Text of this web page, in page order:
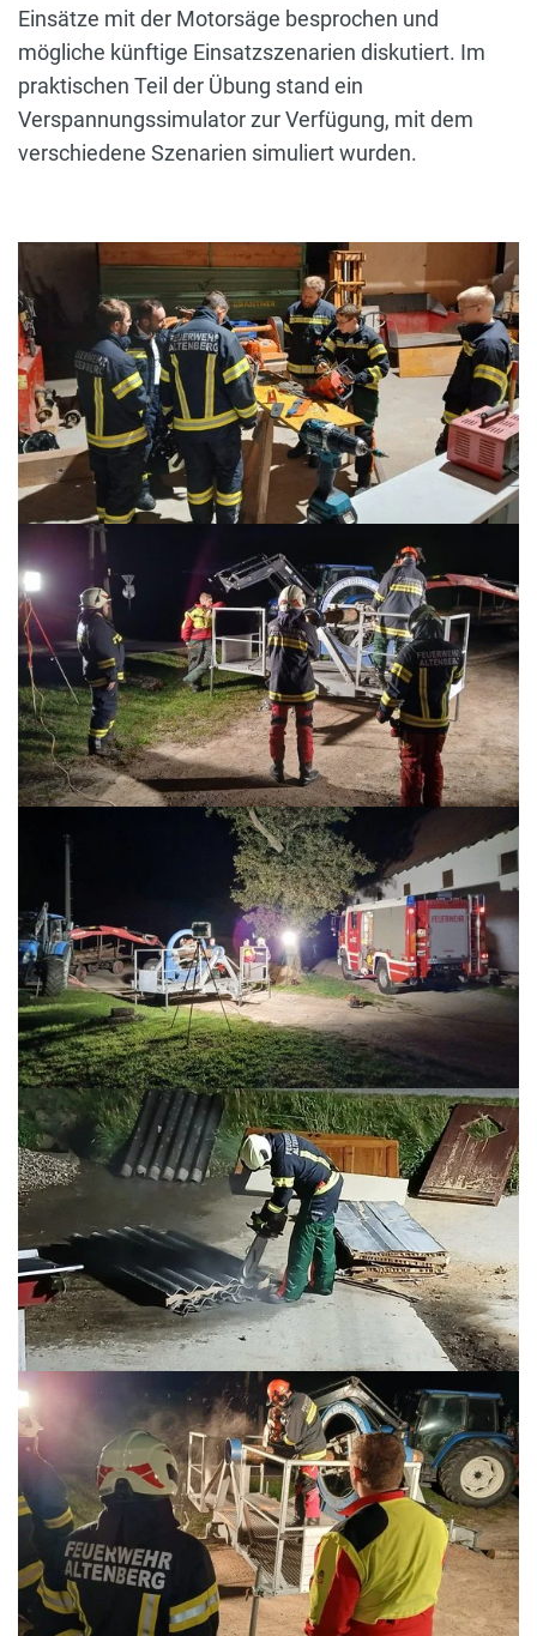
Einsätze mit der Motorsäge besprochen und
mögliche künftige Einsatzszenarien diskutiert. Im
praktischen Teil der Übung stand ein
Verspannungssimulator zur Verfügung, mit dem
verschiedene Szenarien simuliert wurden.